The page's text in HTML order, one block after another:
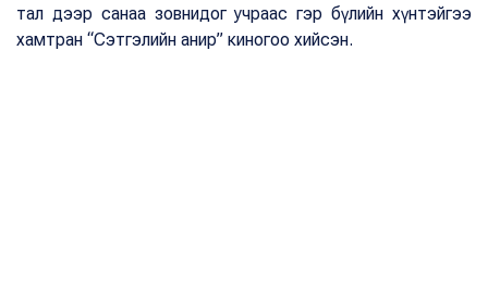
тал дээр санаа зовнидог учраас гэр бүлийн хүнтэйгээ
хамтран “Сэтгэлийн анир” киногоо хийсэн.